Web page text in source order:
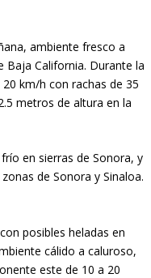
ambiente fresco a
Baja California. Durante la
km/h con rachas de 35
metros de altura en la
en sierras de Sonora, y
de Sonora y Sinaloa.
posibles heladas en
cálido a caluroso,
este de 10 a 20